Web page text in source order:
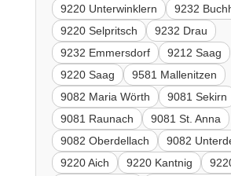
9220 Unterwinklern
9232
9220 Selpritsch
9232 Drau
9232 Emmersdorf
9212 Saag
9220 Saag
9581 Mallenitzen
9082 Maria Wörth
9081 Sekirn
9081 Raunach
9081 St. Anna
9082 Oberdellach
9082
9220 Aich
9220 Kantnig